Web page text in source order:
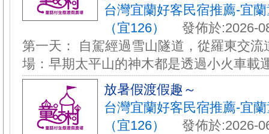
台灣宜蘭好客民宿推薦-宜
（宜126）
發佈於:2026-
第一天： 自駕經過雪山隧道，從羅東交流
場：早期太平山的神木都是透過小火車載
放暑假渡假趣～
台灣宜蘭好客民宿推薦-宜
（宜126）
發佈於:2026-